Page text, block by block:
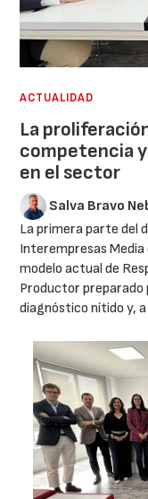
ACTUALIDAD
La
competencia
en el sector
Salva Bravo
La primera parte del
Interempresas
modelo actual de
Productor preparado
diagnóstico nítido y,